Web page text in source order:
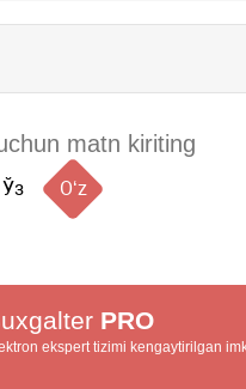
Ўз Oʻz
PRO
ekspert tizimi kengaytirilgan